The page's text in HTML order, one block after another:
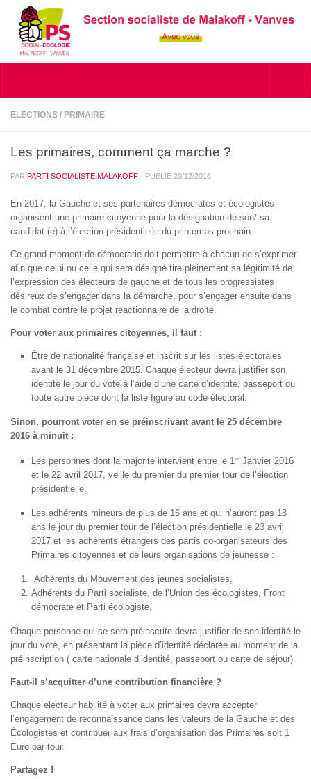
Skip to content
ELECTIONS / PRIMAIRE
Les primaires, comment ça marche ?
PAR PARTI SOCIALISTE MALAKOFF · PUBLIÉ 20/12/2016
En 2017, la Gauche et ses partenaires démocrates et écologistes
organisent une primaire citoyenne pour la désignation de son/ sa
candidat (e) à l’élection présidentielle du printemps prochain.
Ce grand moment de démocratie doit permettre à chacun de s’exprimer
afin que celui ou celle qui sera désigné tire pleinement sa légitimité de
l’expression des électeurs de gauche et de tous les progressistes
désireux de s’engager dans la démarche, pour s’engager ensuite dans
le combat contre le projet réactionnaire de la droite.
Pour voter aux primaires citoyennes, il faut :
Être de nationalité française et inscrit sur les listes électorales
avant le 31 décembre 2015. Chaque électeur devra justifier son
identité le jour du vote à l’aide d’une carte d’identité, passeport ou
toute autre pièce dont la liste figure au code électoral.
Sinon, pourront voter en se préinscrivant avant le 25 décembre
2016 à minuit :
Les personnes dont la majorité intervient entre le 1 er Janvier 2016
et le 22 avril 2017, veille du premier du premier tour de l’élection
présidentielle.
Les adhérents mineurs de plus de 16 ans et qui n’auront pas 18
ans le jour du premier tour de l’élection présidentielle le 23 avril
2017 et les adhérents étrangers des partis co-organisateurs des
Primaires citoyennes et de leurs organisations de jeunesse :
Adhérents du Mouvement des jeunes socialistes,
Adhérents du Parti socialiste, de l’Union des écologistes, Front
démocrate et Parti écologiste,
Chaque personne qui se sera préinscrite devra justifier de son identité le
jour du vote, en présentant la pièce d’identité déclarée au moment de la
préinscription ( carte nationale d’identité, passeport ou carte de séjour).
Faut-il s’acquitter d’une contribution financière ?
Chaque électeur habilité à voter aux primaires devra accepter
l’engagement de reconnaissance dans les valeurs de la Gauche et des
Écologistes et contribuer aux frais d’organisation des Primaires soit 1
Euro par tour.
Partagez !